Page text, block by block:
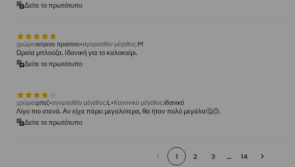
Δείτε το πρωτότυπο
χρώμα:κιτρινο πρασινο αγορασθέν μέγεθος:M
Ωραία μπλούζα. Ιδανική για το καλοκαίρι.
Δείτε το πρωτότυπο
χρώμα:μπεζ αγορασθέν μέγεθος:L Κανονικό μέγεθος:Ιδανικό
Λίγο πιο στενά. Αν είχα πάρει μεγαλύτερα, θα ήταν πολύ μεγάλα🤔🙃.
Δείτε το πρωτότυπο
1 2 3 ... 14